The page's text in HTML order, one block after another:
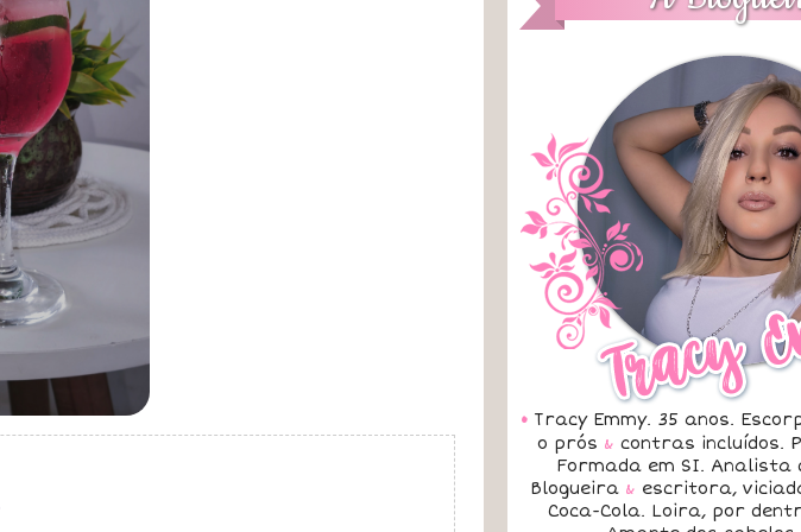
• Tracy Emmy. 35 anos.
o prós & contras incluídos.
Formada em SI. Analista
Blogueira & escritora,
Coca-Cola. Loira, por